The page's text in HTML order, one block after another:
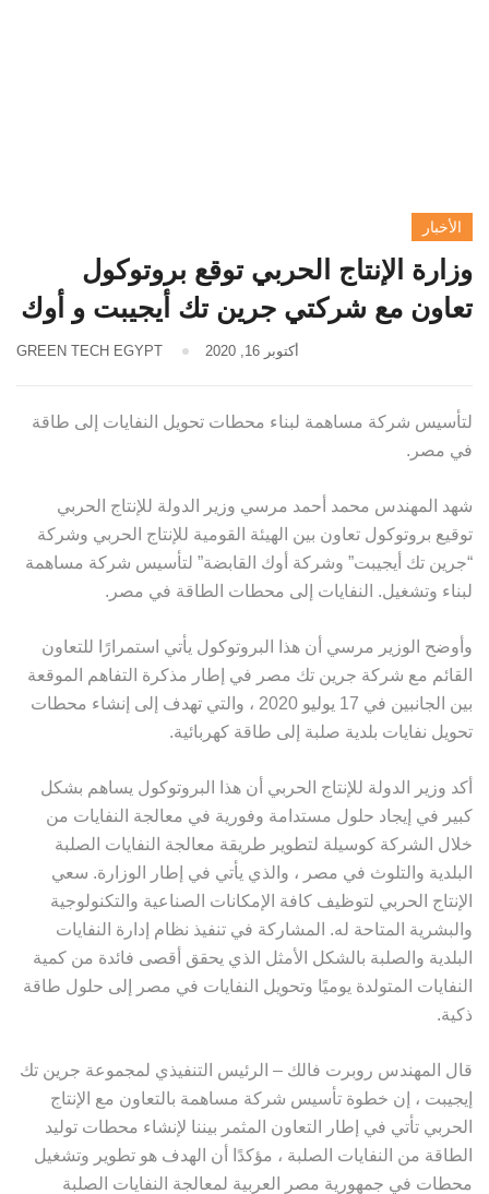
الأخبار
وزارة الإنتاج الحربي توقع بروتوكول
تعاون مع شركتي جرين تك أيجيبت و أوك
أكتوبر 16, 2020 GREEN TECH EGYPT
لتأسيس شركة مساهمة لبناء محطات تحويل النفايات إلى طاقة
في مصر.
شهد المهندس محمد أحمد مرسي وزير الدولة للإنتاج الحربي
توقيع بروتوكول تعاون بين الهيئة القومية للإنتاج الحربي وشركة
“جرين تك أيجيبت” وشركة أوك القابضة” لتأسيس شركة مساهمة
لبناء وتشغيل. النفايات إلى محطات الطاقة في مصر.
وأوضح الوزير مرسي أن هذا البروتوكول يأتي استمرارًا للتعاون
القائم مع شركة جرين تك مصر في إطار مذكرة التفاهم الموقعة
بين الجانبين في 17 يوليو 2020 ، والتي تهدف إلى إنشاء محطات
تحويل نفايات بلدية صلبة إلى طاقة كهربائية.
أكد وزير الدولة للإنتاج الحربي أن هذا البروتوكول يساهم بشكل
كبير في إيجاد حلول مستدامة وفورية في معالجة النفايات من
خلال الشركة كوسيلة لتطوير طريقة معالجة النفايات الصلبة
البلدية والتلوث في مصر ، والذي يأتي في إطار الوزارة. سعي
الإنتاج الحربي لتوظيف كافة الإمكانات الصناعية والتكنولوجية
والبشرية المتاحة له. المشاركة في تنفيذ نظام إدارة النفايات
البلدية والصلبة بالشكل الأمثل الذي يحقق أقصى فائدة من كمية
النفايات المتولدة يوميًا وتحويل النفايات في مصر إلى حلول طاقة
ذكية.
قال المهندس روبرت فالك – الرئيس التنفيذي لمجموعة جرين تك
إيجيبت ، إن خطوة تأسيس شركة مساهمة بالتعاون مع الإنتاج
الحربي تأتي في إطار التعاون المثمر بيننا لإنشاء محطات توليد
الطاقة من النفايات الصلبة ، مؤكدًا أن الهدف هو تطوير وتشغيل
محطات في جمهورية مصر العربية لمعالجة النفايات الصلبة